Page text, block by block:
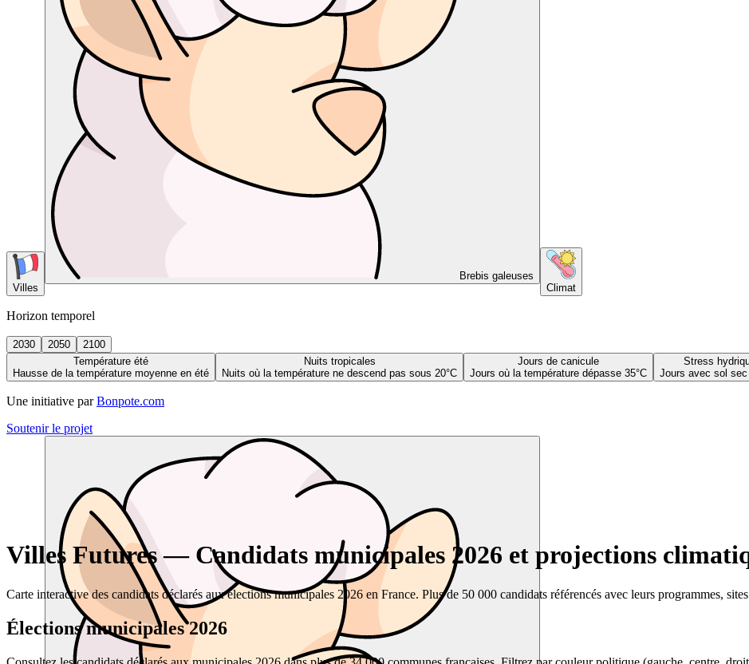
Villes
Brebis galeuses
Climat
Horizon temporel
2030 2050
2100
Température été
Hausse de la température moyenne en été
Nuits tropicales
Nuits où la température ne descend pas sous 20°C
Jours de canicule
Jours où la température dépasse 35°C
Stress
Jours avec sol
Une initiative par Bonpote.com
Soutenir le projet
Villes Futures — Candidats municipales 2026 et projections
Carte interactive des candidats déclarés aux élections municipales 2026 en France. Plus de 50 000 candidats référencés avec leurs programmes,
Élections municipales 2026